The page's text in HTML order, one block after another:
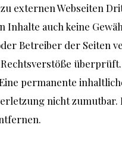
externen Webseiten
auch keine
Betreiber der Seiten
permanente
nicht